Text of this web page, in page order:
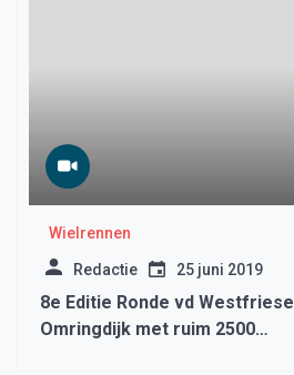
Wielrennen
Redactie 25 juni 2019
8e Editie Ronde vd Westfriese
Omringdijk met ruim 2500